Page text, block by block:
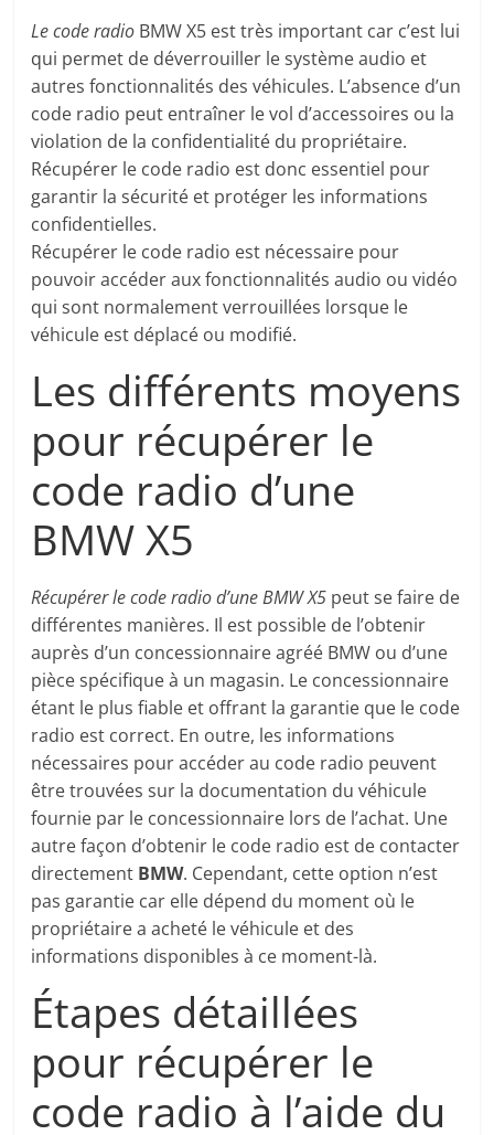
Le code radio BMW X5 est très important car c’est lui
qui permet de déverrouiller le système audio et
autres fonctionnalités des véhicules. L’absence d’un
code radio peut entraîner le vol d’accessoires ou la
violation de la confidentialité du propriétaire.
Récupérer le code radio est donc essentiel pour
garantir la sécurité et protéger les informations
confidentielles.
Récupérer le code radio est nécessaire pour
pouvoir accéder aux fonctionnalités audio ou vidéo
qui sont normalement verrouillées lorsque le
véhicule est déplacé ou modifié.
Les différents moyens
pour récupérer le
code radio d’une
BMW X5
Récupérer le code radio d’une BMW X5 peut se faire de
différentes manières. Il est possible de l’obtenir
auprès d’un concessionnaire agréé BMW ou d’une
pièce spécifique à un magasin. Le concessionnaire
étant le plus fiable et offrant la garantie que le code
radio est correct. En outre, les informations
nécessaires pour accéder au code radio peuvent
être trouvées sur la documentation du véhicule
fournie par le concessionnaire lors de l’achat. Une
autre façon d’obtenir le code radio est de contacter
directement BMW. Cependant, cette option n’est
pas garantie car elle dépend du moment où le
propriétaire a acheté le véhicule et des
informations disponibles à ce moment-là.
Étapes détaillées
pour récupérer le
code radio à l’aide du